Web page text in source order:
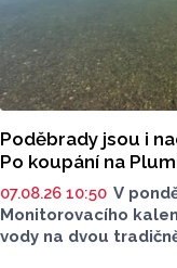
Poděbrady jsou i
Po koupání na
07.08.26 10:50 V
Monitorovacího
vody na dvou